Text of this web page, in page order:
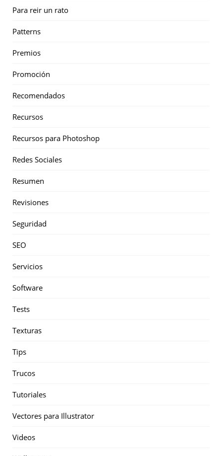
Para reir un rato
Patterns
Premios
Promoción
Recomendados
Recursos
Recursos para Photoshop
Redes Sociales
Resumen
Revisiones
Seguridad
SEO
Servicios
Software
Tests
Texturas
Tips
Trucos
Tutoriales
Vectores para Illustrator
Videos